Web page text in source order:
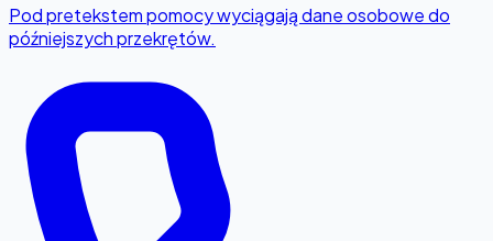
Pod pretekstem pomocy wyciągają dane osobowe do
późniejszych przekrętów.